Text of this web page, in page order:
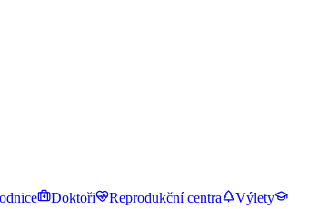
Doktoři Reprodukční centra
Výlety